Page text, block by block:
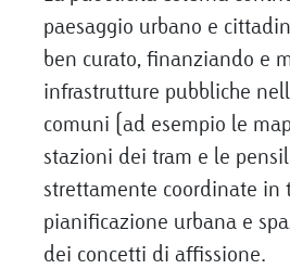
paesaggio urbano e
ben curato, finanziando e
infrastrutture pubbliche
comuni (ad esempio le
stazioni dei tram e le
strettamente coordinate in
pianificazione urbana e
dei concetti di affissione.